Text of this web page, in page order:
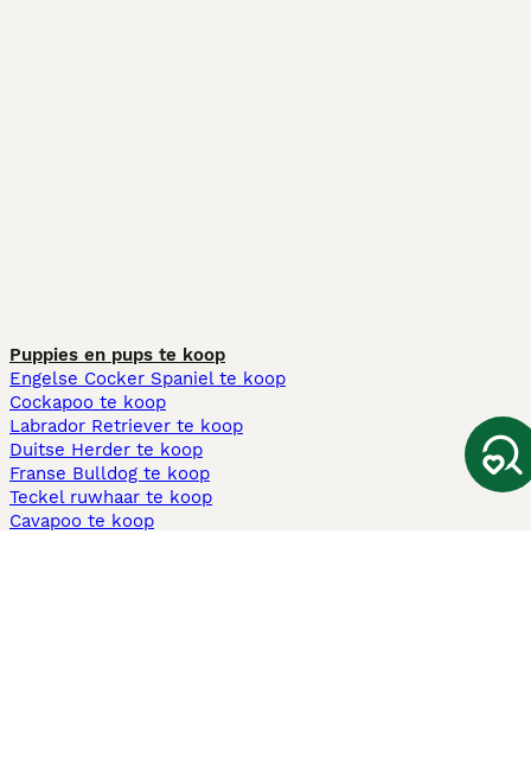
Puppies en pups te koop
Engelse Cocker Spaniel te koop
Cockapoo te koop
Labrador Retriever te koop
Duitse Herder te koop
Franse Bulldog te koop
Teckel ruwhaar te koop
Cavapoo te koop